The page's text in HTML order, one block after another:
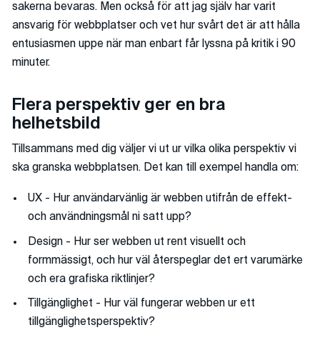
sakerna bevaras. Men också för att jag själv har varit
ansvarig för webbplatser och vet hur svårt det är att hålla
entusiasmen uppe när man enbart får lyssna på kritik i 90
minuter.
Flera perspektiv ger en bra
helhetsbild
Tillsammans med dig väljer vi ut ur vilka olika perspektiv vi
ska granska webbplatsen. Det kan till exempel handla om:
UX - Hur användarvänlig är webben utifrån de effekt-
och användningsmål ni satt upp?
Design - Hur ser webben ut rent visuellt och
formmässigt, och hur väl återspeglar det ert varumärke
och era grafiska riktlinjer?
Tillgänglighet - Hur väl fungerar webben ur ett
tillgänglighetsperspektiv?